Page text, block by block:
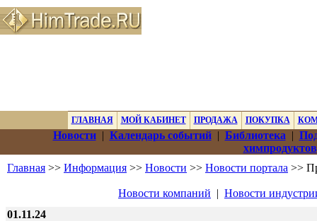
ГЛАВНАЯ МОЙ КАБИНЕТ ПРОДАЖА ПОКУПКА
Новости| Календарь событий| Библиотека |
химпродуктов
Главная >> Информация >> Новости >> Новости портала >>
Новости компаний | Новости
01.11.24